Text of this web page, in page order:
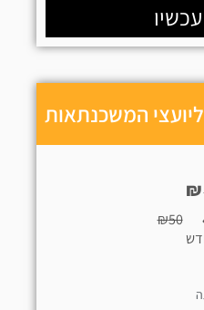
המשכנתאות
₪50
₪